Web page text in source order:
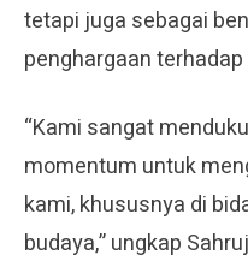
tetapi juga sebagai
penghargaan
“Kami sangat
momentum untuk
kami, khususnya di
budaya,” ungkap